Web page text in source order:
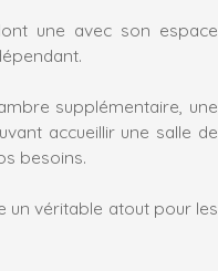
une avec son espace
supplémentaire, une
accueillir une salle de
besoins.
un véritable atout pour les